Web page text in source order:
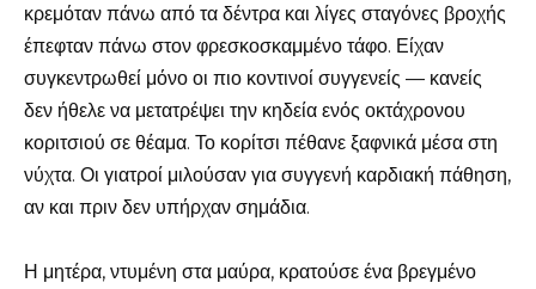
κρεμόταν πάνω από τα δέντρα και λίγες σταγόνες βροχής
έπεφταν πάνω στον φρεσκοσκαμμένο τάφο. Είχαν
συγκεντρωθεί μόνο οι πιο κοντινοί συγγενείς — κανείς
δεν ήθελε να μετατρέψει την κηδεία ενός οκτάχρονου
κοριτσιού σε θέαμα. Το κορίτσι πέθανε ξαφνικά μέσα στη
νύχτα. Οι γιατροί μιλούσαν για συγγενή καρδιακή πάθηση,
αν και πριν δεν υπήρχαν σημάδια.
Η μητέρα, ντυμένη στα μαύρα, κρατούσε ένα βρεγμένο